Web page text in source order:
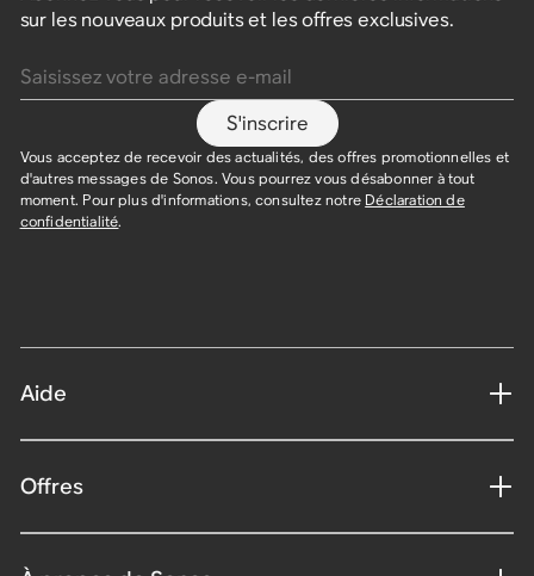
sur les nouveaux produits et les offres exclusives.
S'inscrire
Vous acceptez de recevoir des actualités, des offres promotionnelles et
d'autres messages de Sonos. Vous pourrez vous désabonner à tout
moment. Pour plus d'informations, consultez notre Déclaration de
confidentialité.
Aide
Offres